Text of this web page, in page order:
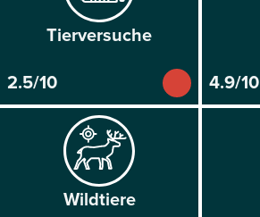
Tier­versuche
2.5/10
4.9/10
Wild­tiere